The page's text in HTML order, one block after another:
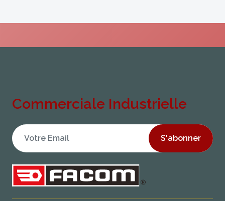
Commerciale Industrielle
S'abonner